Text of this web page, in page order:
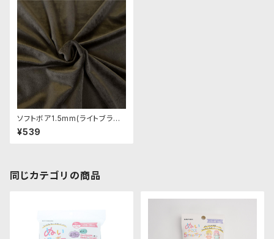
ソフトボア1.5mm(ライトブラッ
ク)SB040 ぬいぐるみ用短毛ボ
ア生地 20cm
¥539
同じカテゴリの商品